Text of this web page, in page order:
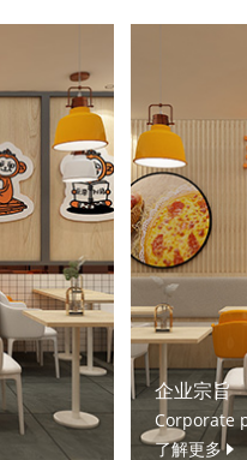
企业宗旨
Corporate
了解更多